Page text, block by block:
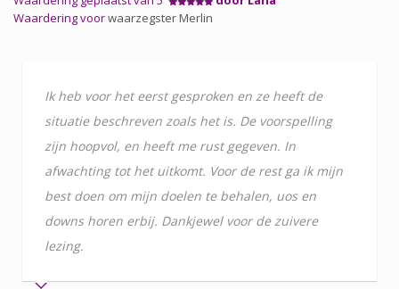
Waardering voorwaarzegster Merlin
Ik heb voor het eerst gesproken en ze heeft de
situatie beschreven zoals het is. De voorspelling
zijn hoopvol, en heeft me rust gegeven. In
afwachting tot het uitkomt. Voor de rest ga ik mijn
best doen om mijn doelen te behalen, uos en
downs horen erbij. Dankjewel voor de zuivere
lezing.